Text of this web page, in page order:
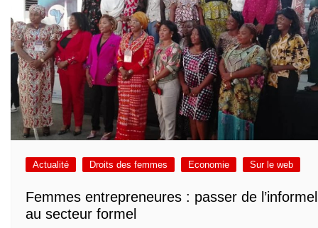
Actualité Droits des femmes Economie Sur le web
Femmes entrepreneures : passer de l’informel
au secteur formel